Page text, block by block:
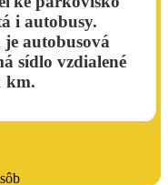
i autobusy.
autobusová
sídlo vzdialené
km.